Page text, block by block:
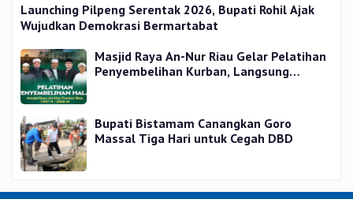
Launching Pilpeng Serentak 2026, Bupati Rohil Ajak
Wujudkan Demokrasi Bermartabat
Masjid Raya An-Nur Riau Gelar Pelatihan
Penyembelihan Kurban, Langsung
Bupati Bistamam Canangkan Goro
Massal Tiga Hari untuk Cegah DBD